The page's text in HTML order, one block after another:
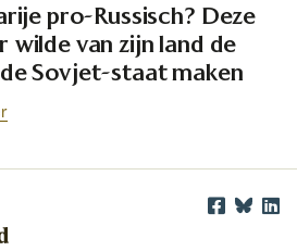
pro-Russisch? Deze
wilde van zijn land de
Sovjet-staat maken